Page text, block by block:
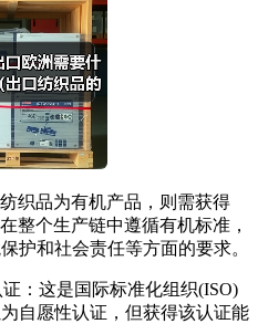
品为有机产品，则需获得
整个生产链中遵循有机标准，
护和社会责任等方面的要求。
：这是国际标准化组织(ISO)
自愿性认证，但获得该认证能